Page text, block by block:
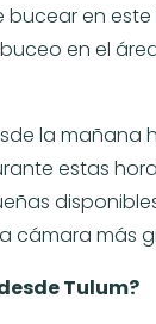
en
en el
la
estas
cámara más
Tulum?